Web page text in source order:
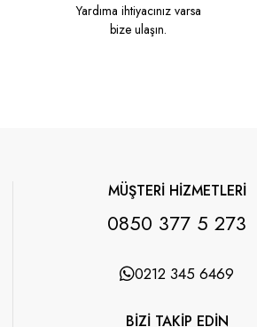
Yardıma ihtiyacınız varsa
bize ulaşın.
MÜŞTERİ HİZMETLERİ
0850 377 5 273
0212 345 6469
BİZİ TAKİP EDİN